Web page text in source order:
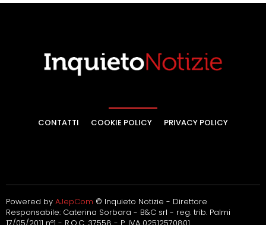
CONTATTI COOKIE POLICY PRIVACY POLICY
Powered by AJepCom © Inquieto Notizie - Direttore
Responsabile: Caterina Sorbara - B&C srl - reg. trib. Palmi
17/05/2011 n°1 - R.O.C. 37558 - P. IVA 02512570801